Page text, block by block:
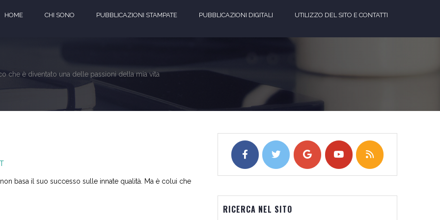
HOME CHI SONO PUBBLICAZIONI STAMPATE PUBBLICAZIONI DIGITALI UTILIZZO DEL SITO E CONTATTI
che è diventato una delle passioni della mia vita
basa il suo successo sulle innate qualità. Ma è colui che
RICERCA NEL SITO